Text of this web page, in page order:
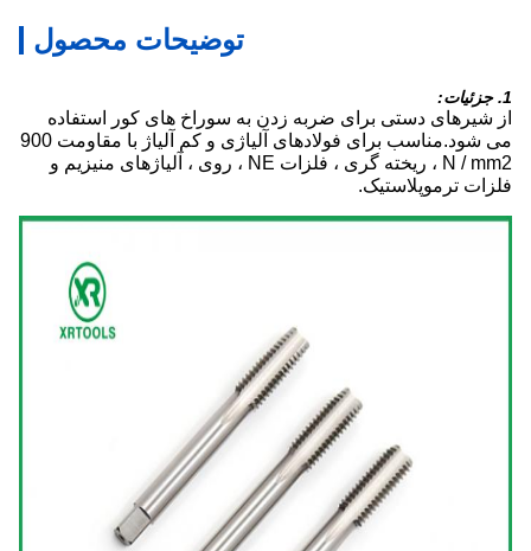
توضیحات محصول
از شیرهای دستی برای ضربه زدن به سوراخ های کور استفاده
می شود.مناسب برای فولادهای آلیاژی و کم آلیاژ با مقاومت 900
N / mm2 ، ریخته گری ، فلزات NE ، روی ، آلیاژهای منیزیم و
فلزات ترموپلاستیک.